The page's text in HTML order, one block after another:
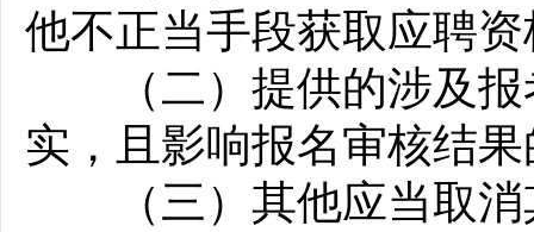
他不正当手段获取应聘
（二）提供的涉及报
实，且影响报名审核结
（三）其他应当取消